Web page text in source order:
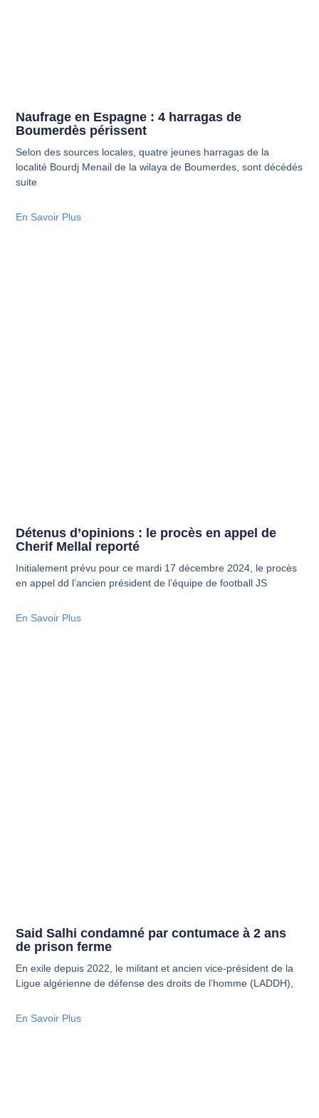
Naufrage en Espagne : 4 harragas de
Boumerdès périssent
Selon des sources locales, quatre jeunes harragas de la
localité Bourdj Menail de la wilaya de Boumerdes, sont décédés
suite
En Savoir Plus
Détenus d’opinions : le procès en appel de
Cherif Mellal reporté
Initialement prévu pour ce mardi 17 décembre 2024, le procès
en appel dd l’ancien président de l’équipe de football JS
En Savoir Plus
Said Salhi condamné par contumace à 2 ans
de prison ferme
En exile depuis 2022, le militant et ancien vice-président de la
Ligue algérienne de défense des droits de l’homme (LADDH),
En Savoir Plus